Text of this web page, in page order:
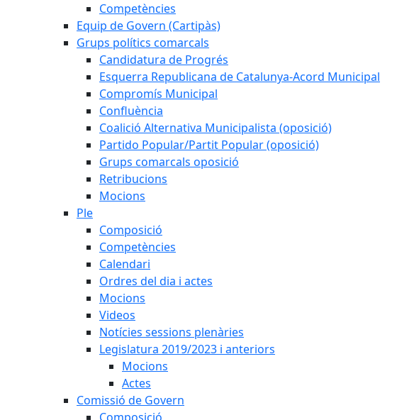
Competències
Equip de Govern (Cartipàs)
Grups polítics comarcals
Candidatura de Progrés
Esquerra Republicana de Catalunya-Acord Municipal
Compromís Municipal
Confluència
Coalició Alternativa Municipalista (oposició)
Partido Popular/Partit Popular (oposició)
Grups comarcals oposició
Retribucions
Mocions
Ple
Composició
Competències
Calendari
Ordres del dia i actes
Mocions
Videos
Notícies sessions plenàries
Legislatura 2019/2023 i anteriors
Mocions
Actes
Comissió de Govern